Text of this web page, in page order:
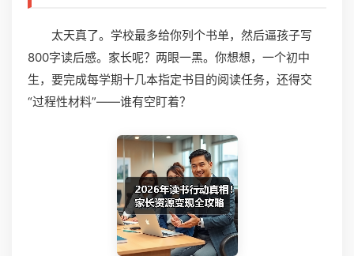
太天真了。学校最多给你列个书单，然后逼孩子写
800字读后感。家长呢？两眼一黑。你想想，一个初中
生，要完成每学期十几本指定书目的阅读任务，还得交
“过程性材料”——谁有空盯着？